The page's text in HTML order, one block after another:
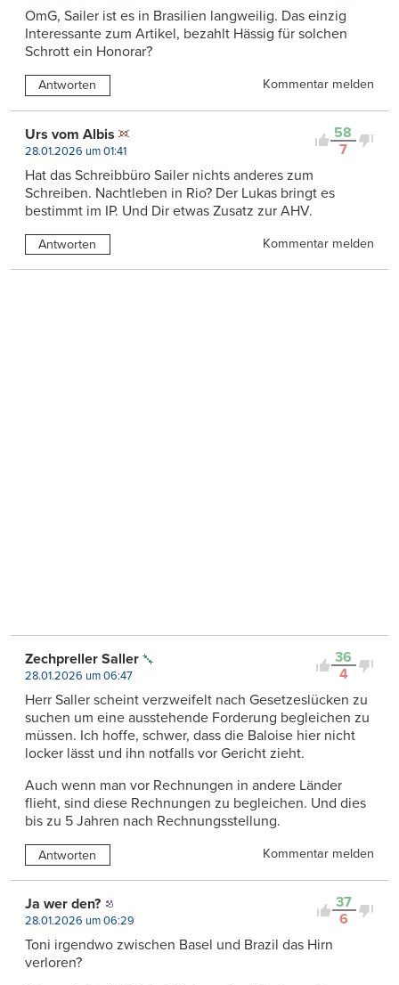
OmG, Sailer ist es in Brasilien langweilig. Das einzig
Interessante zum Artikel, bezahlt Hässig für solchen
Schrott ein Honorar?
Antworten Kommentar melden
58
7
Urs vom Albis
28.01.2026 um 01:41
Hat das Schreibbüro Sailer nichts anderes zum
Schreiben. Nachtleben in Rio? Der Lukas bringt es
bestimmt im IP. Und Dir etwas Zusatz zur AHV.
Antworten Kommentar melden
36
4
Zechpreller Saller
28.01.2026 um 06:47
Herr Saller scheint verzweifelt nach Gesetzeslücken zu
suchen um eine ausstehende Forderung begleichen zu
müssen. Ich hoffe, schwer, dass die Baloise hier nicht
locker lässt und ihn notfalls vor Gericht zieht.
Auch wenn man vor Rechnungen in andere Länder
flieht, sind diese Rechnungen zu begleichen. Und dies
bis zu 5 Jahren nach Rechnungsstellung.
Antworten Kommentar melden
37
6
Ja wer den?
28.01.2026 um 06:29
Toni irgendwo zwischen Basel und Brazil das Hirn
verloren?